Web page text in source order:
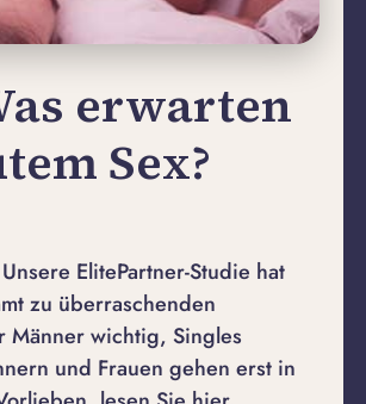
erwarten
Sex?
ElitePartner-Studie hat
zu überraschenden
Männer wichtig, Singles
und Frauen gehen erst in